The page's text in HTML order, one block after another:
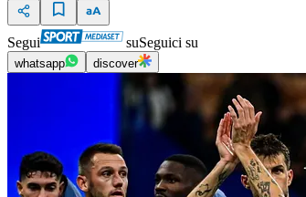
Segui suSeguici su
whatsapp discover